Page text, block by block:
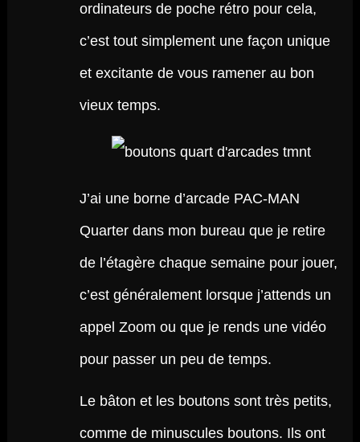
ordinateurs de poche rétro pour cela,
c’est tout simplement une façon unique
et excitante de vous ramener au bon
vieux temps.
J’ai une borne d’arcade PAC-MAN
Quarter dans mon bureau que je retire
de l’étagère chaque semaine pour jouer,
c’est généralement lorsque j’attends un
appel Zoom ou que je rends une vidéo
pour passer un peu de temps.
Le bâton et les boutons sont très petits,
comme de minuscules boutons. Ils ont